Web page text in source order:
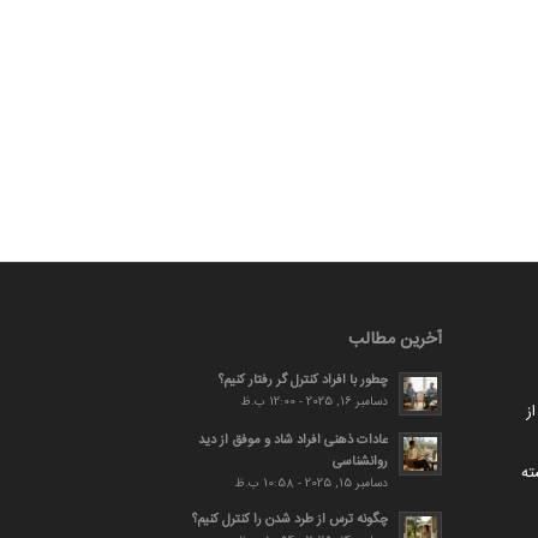
آخرین مطالب
چطور با افراد کنترل گر رفتار کنیم؟
دسامبر 16, 2025 - 12:00 ب.ظ
عادات ذهنی افراد شاد و موفق از دید
روانشناسی
دسامبر 15, 2025 - 10:58 ب.ظ
چگونه ترس از طرد شدن را کنترل کنیم؟